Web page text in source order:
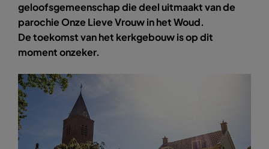
geloofsgemeenschap die deel uitmaakt van de
parochie Onze Lieve Vrouw in het Woud.
De toekomst van het kerkgebouw is op dit
moment onzeker.